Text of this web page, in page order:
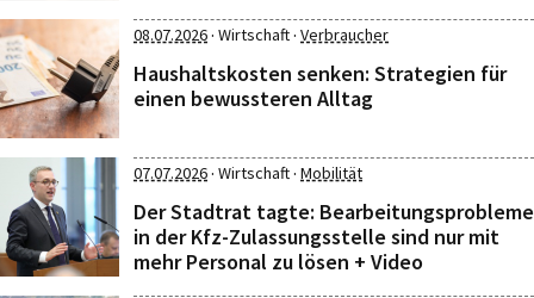
08.07.2026· Wirtschaft· Verbraucher
Haushaltskosten senken: Strategien für
einen bewussteren Alltag
07.07.2026· Wirtschaft· Mobilität
Der Stadtrat tagte: Bearbeitungsprobleme
in der Kfz-Zulassungsstelle sind nur mit
mehr Personal zu lösen + Video